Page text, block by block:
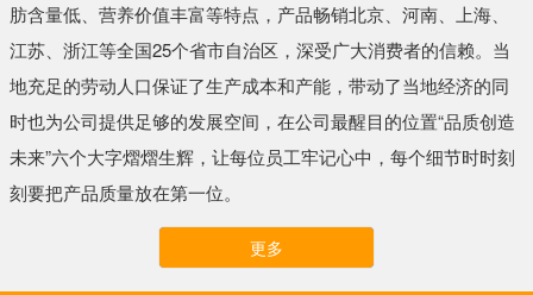
肪含量低、营养价值丰富等特点，产品畅销北京、河南、上海、
江苏、浙江等全国25个省市自治区，深受广大消费者的信赖。当
地充足的劳动人口保证了生产成本和产能，带动了当地经济的同
时也为公司提供足够的发展空间，在公司最醒目的位置“品质创造
未来”六个大字熠熠生辉，让每位员工牢记心中，每个细节时时刻
刻要把产品质量放在第一位。
更多